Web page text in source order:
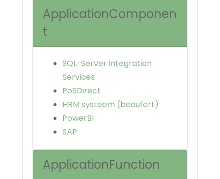
ApplicationComponen
t
SQL-Server Integration
Services
PoSDirect
HRM systeem (beaufort)
PowerBI
SAP
ApplicationFunction